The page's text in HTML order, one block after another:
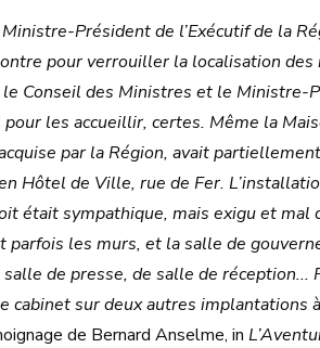
Président de l’Exécutif de la
pour verrouiller la localisation
Conseil des Ministres et le Ministre-
les accueillir, certes. Même la
par la Région, avait
Hôtel de Ville, rue de Fer.
était sympathique, mais exigu et mal
parfois les murs, et la salle de
de presse, de salle de
cabinet sur deux autres implantations
de Bernard Anselme, in